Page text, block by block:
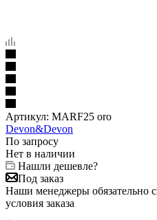
Артикул: MARF25 oro
Devon&Devon
По запросу
Нет в наличии
Нашли дешевле?
Под заказ
Наши менеджеры обязательно
условия заказа